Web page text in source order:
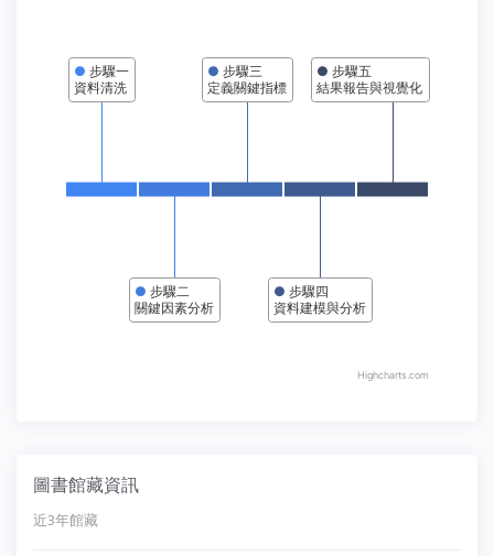
● 步驟一
資料清洗
● 步驟二
關鍵因素分析
● 步驟三
定義關鍵指標
● 步驟四
資料建模與分析
● 步驟五
結果報告與視覺化
Highcharts.com
圖書館藏資訊
近3年館藏